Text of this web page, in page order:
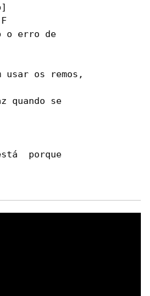
o erro de
os remos,
quando se
porque